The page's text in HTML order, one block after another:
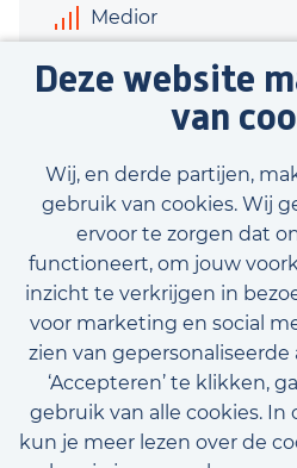
Deze website
van
Wij, en derde partijen,
gebruik van cookies. Wij
ervoor te zorgen dat
functioneert, om jouw
inzicht te verkrijgen in
voor marketing en social
zien van
‘Accepteren’ te klikken,
gebruik van alle cookies. In
kun je meer lezen over de
Medior
€3.000 - €3.600
Bekijk vacature
Bekijk onze